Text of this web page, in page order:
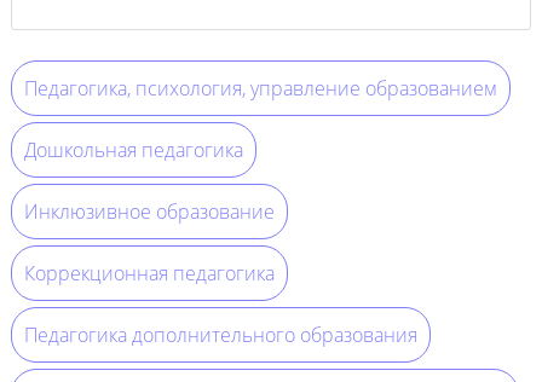
Педагогика, психология, управление образованием
Дошкольная педагогика
Инклюзивное образование
Коррекционная педагогика
Педагогика дополнительного образования